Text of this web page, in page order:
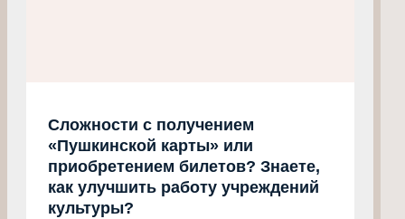
Сложности с получением
«Пушкинской карты» или
приобретением билетов? Знаете,
как улучшить работу учреждений
культуры?